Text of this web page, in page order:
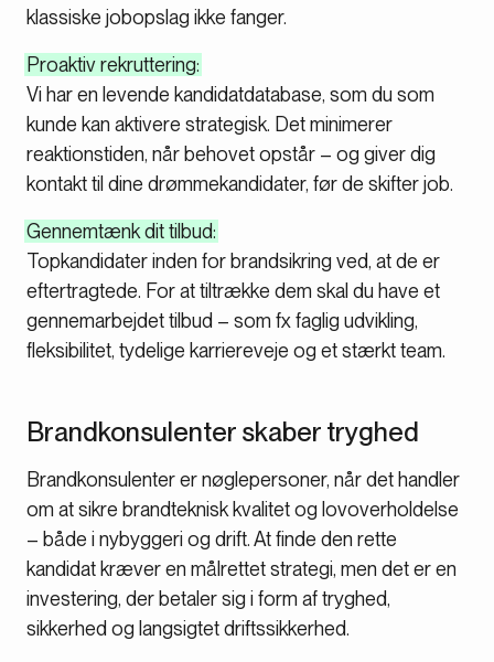
klassiske jobopslag ikke fanger.
Proaktiv rekruttering:
Vi har en levende kandidatdatabase, som du som
kunde kan aktivere strategisk. Det minimerer
reaktionstiden, når behovet opstår – og giver dig
kontakt til dine drømmekandidater, før de skifter job.
Gennemtænk dit tilbud:
Topkandidater inden for brandsikring ved, at de er
eftertragtede. For at tiltrække dem skal du have et
gennemarbejdet tilbud – som fx faglig udvikling,
fleksibilitet, tydelige karriereveje og et stærkt team.
Brandkonsulenter skaber tryghed
Brandkonsulenter er nøglepersoner, når det handler
om at sikre brandteknisk kvalitet og lovoverholdelse
– både i nybyggeri og drift. At finde den rette
kandidat kræver en målrettet strategi, men det er en
investering, der betaler sig i form af tryghed,
sikkerhed og langsigtet driftssikkerhed.